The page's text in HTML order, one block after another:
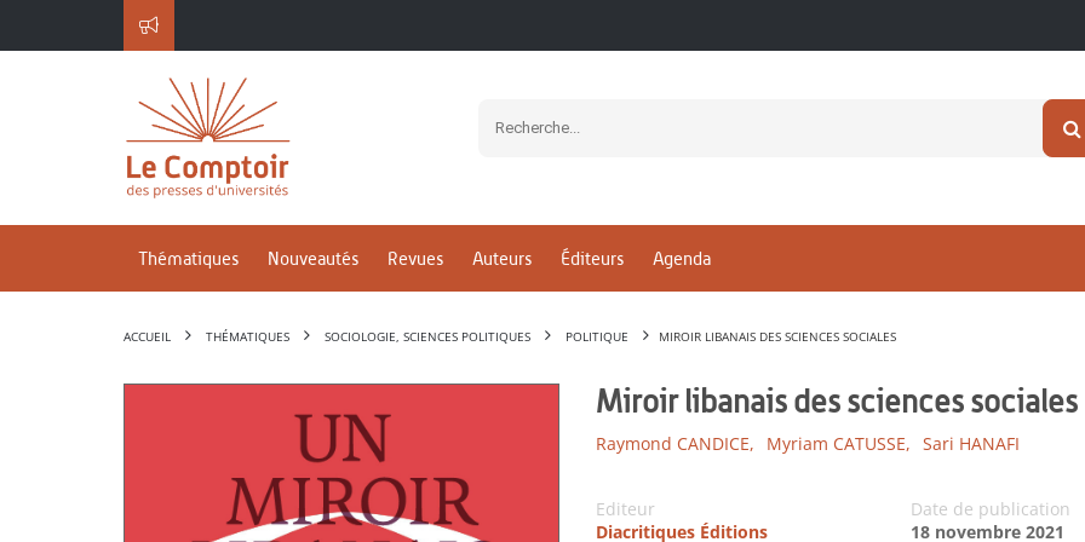
Thématiques Nouveautés Revues Auteurs Éditeurs Agenda
ACCUEIL THÉMATIQUES SOCIOLOGIE, SCIENCES POLITIQUES POLITIQUE MIROIR LIBANAIS DES SCIENCES SOCIALES
Miroir libanais des sciences sociales
Raymond CANDICE, Myriam CATUSSE, Sari HANAFI
Editeur
Diacritiques Éditions
Date de publication
18 novembre 2021